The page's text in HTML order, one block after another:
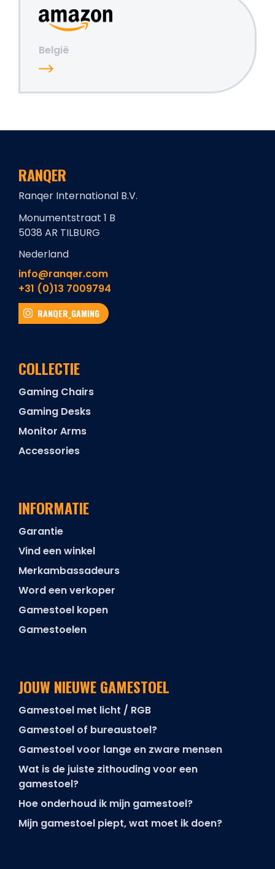
België
RANQER
Ranqer International B.V.
Monumentstraat 1 B
5038 AR TILBURG
Nederland
info@ranqer.com
+31 (0)13 7009794
RANQER_GAMING
COLLECTIE
Gaming Chairs
Gaming Desks
Monitor Arms
Accessories
INFORMATIE
Garantie
Vind een winkel
Merkambassadeurs
Word een verkoper
Gamestoel kopen
Gamestoelen
JOUW NIEUWE GAMESTOEL
Gamestoel met licht / RGB
Gamestoel of bureaustoel?
Gamestoel voor lange en zware mensen
Wat is de juiste zithouding voor een
gamestoel?
Hoe onderhoud ik mijn gamestoel?
Mijn gamestoel piept, wat moet ik doen?